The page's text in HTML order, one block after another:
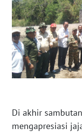
Di akhir
mengapresiasi
WN
TAPANULI
TENGAH
WN DELI
SERDANG
TINGGI